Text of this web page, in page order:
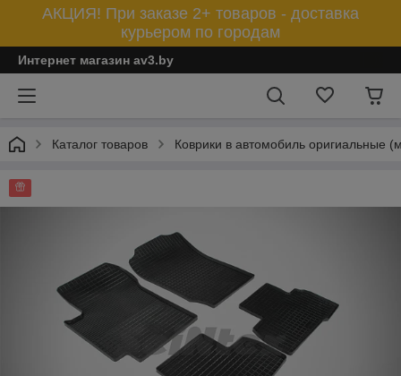
АКЦИЯ! При заказе 2+ товаров - доставка
курьером по городам
Интернет магазин av3.by
Каталог товаров Коврики в автомобиль оригиальные